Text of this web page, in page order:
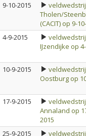
9-10-2015
Tholen/
(CACIT) op 9-
4-9-2015
IJzendijke op
10-9-2015
Oostburg op
17-9-2015
Annaland op
2015
25-9-2015